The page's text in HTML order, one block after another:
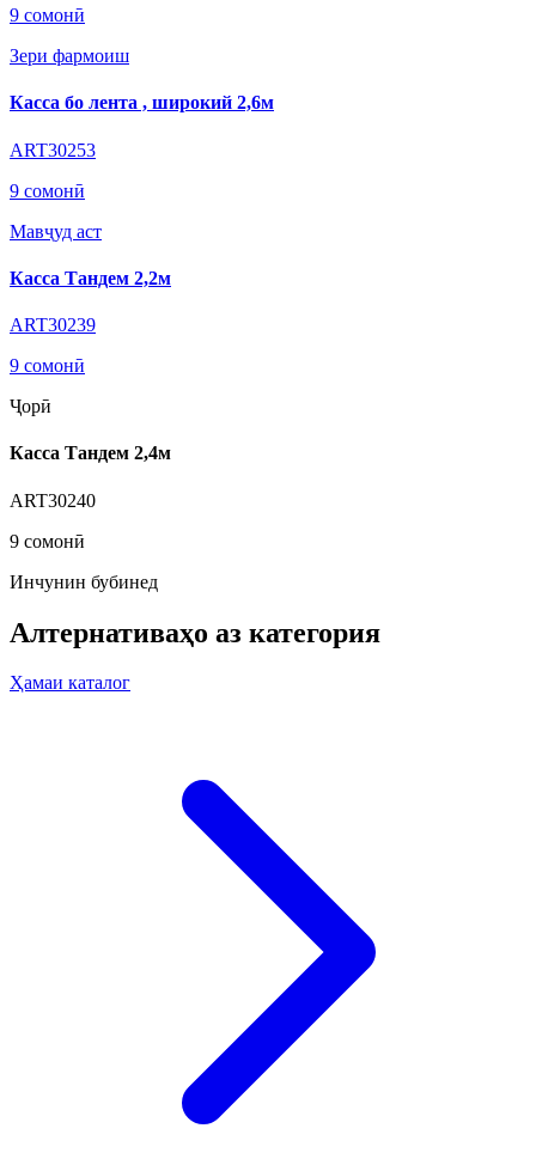
9 сомонӣ
Зери фармоиш
Касса бо лента , широкий 2,6м
ART30253
9 сомонӣ
Мавҷуд аст
Касса Тандем 2,2м
ART30239
9 сомонӣ
Ҷорӣ
Касса Тандем 2,4м
ART30240
9 сомонӣ
Инчунин бубинед
Алтернативаҳо аз категория
Ҳамаи каталог